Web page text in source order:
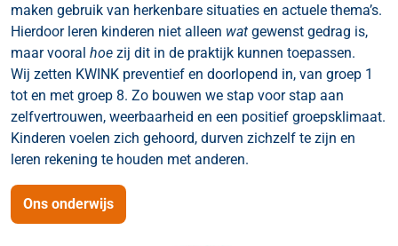
maken gebruik van herkenbare situaties en actuele thema’s.
Hierdoor leren kinderen niet alleen wat gewenst gedrag is,
maar vooral hoe zij dit in de praktijk kunnen toepassen.
Wij zetten KWINK preventief en doorlopend in, van groep 1
tot en met groep 8. Zo bouwen we stap voor stap aan
zelfvertrouwen, weerbaarheid en een positief groepsklimaat.
Kinderen voelen zich gehoord, durven zichzelf te zijn en
leren rekening te houden met anderen.
Ons onderwijs